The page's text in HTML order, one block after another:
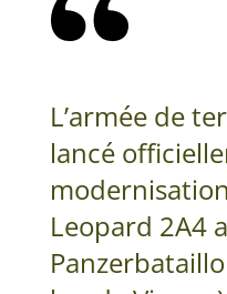
L’armée de
lancé
Leopard 2A4